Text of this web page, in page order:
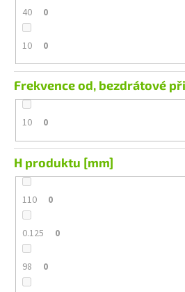
40 0
10 0
Frekvence od, bezdrátové
10 0
H produktu [mm]
110 0
0.125 0
98 0